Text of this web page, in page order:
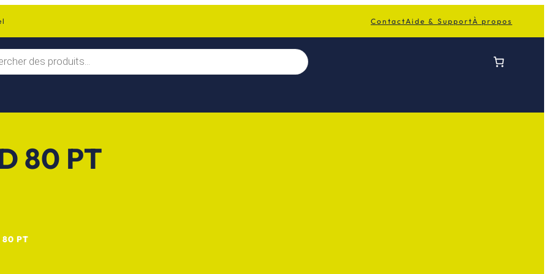
ContactAide & SupportÀ propos
80 PT
80 PT